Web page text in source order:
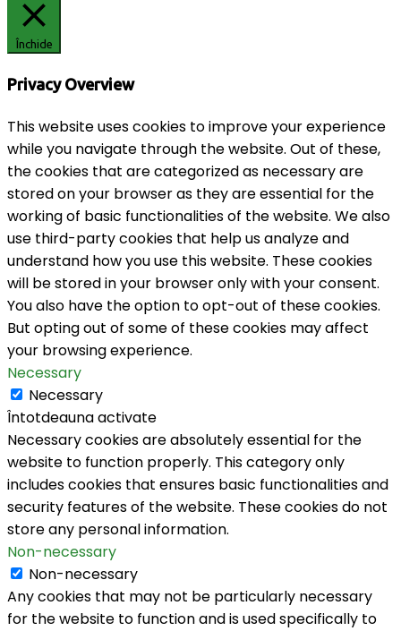
Închide
Privacy Overview
This website uses cookies to improve your experience
while you navigate through the website. Out of these,
the cookies that are categorized as necessary are
stored on your browser as they are essential for the
working of basic functionalities of the website. We also
use third-party cookies that help us analyze and
understand how you use this website. These cookies
will be stored in your browser only with your consent.
You also have the option to opt-out of these cookies.
But opting out of some of these cookies may affect
your browsing experience.
Necessary
Necessary
Întotdeauna activate
Necessary cookies are absolutely essential for the
website to function properly. This category only
includes cookies that ensures basic functionalities and
security features of the website. These cookies do not
store any personal information.
Non-necessary
Non-necessary
Any cookies that may not be particularly necessary
for the website to function and is used specifically to